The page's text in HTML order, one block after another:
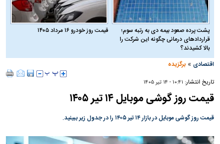
پشت پرده صعود بیمه دی به رتبه سوم؛
قراردادهای درمانی چگونه این شرکت را
بالا کشیدند؟
قیمت روز خودرو ۱۶ مرداد ۱۴۰۵
اقتصادی »برگزیده
تاریخ انتشار: ۱۰:۴۱ - ۱۴ تير ۱۴۰۵
قیمت روز گوشی موبایل ۱۴ تیر ۱۴۰۵
قیمت روز گوشی موبایل در بازار ۱۴ تیر ۱۴۰۵ را در جدول زیر ببینید.